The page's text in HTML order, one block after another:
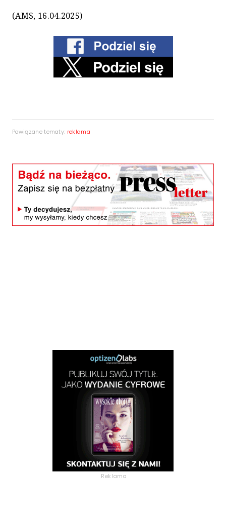
(AMS, 16.04.2025)
Powiązane tematy: reklama
Reklama